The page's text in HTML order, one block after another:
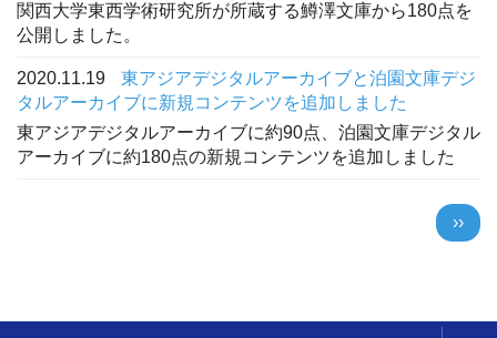
関西大学東西学術研究所が所蔵する鱒澤文庫から180点を
公開しました。
2020.11.19
東アジアデジタルアーカイブと泊園文庫デジ
タルアーカイブに新規コンテンツを追加しました
東アジアデジタルアーカイブに約90点、泊園文庫デジタル
アーカイブに約180点の新規コンテンツを追加しました
次
ペ
››